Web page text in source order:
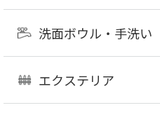
洗面ボウル・手洗い
エクステリア